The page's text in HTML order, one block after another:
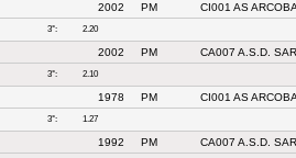
2002 PM CI001 AS
3°: 2.20
2002 PM CA007 A.S.D.
3°: 2.10
1978 PM CI001 AS
3°: 1.27
1992 PM CA007 A.S.D.